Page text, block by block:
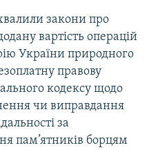
закони про
вартість операцій
України природного
правову
кодексу щодо
чи виправдання
за
пам’ятників борцям